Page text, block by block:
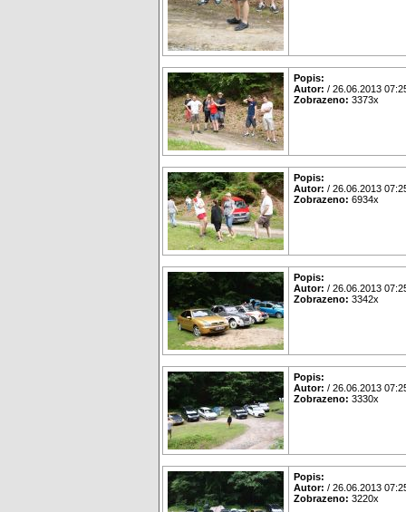
Popis:
Autor: / 26.06.2013
Zobrazeno: 3373x
Popis:
Autor: / 26.06.2013
Zobrazeno: 6934x
Popis:
Autor: / 26.06.2013
Zobrazeno: 3342x
Popis:
Autor: / 26.06.2013
Zobrazeno: 3330x
Popis:
Autor: / 26.06.2013
Zobrazeno: 3220x